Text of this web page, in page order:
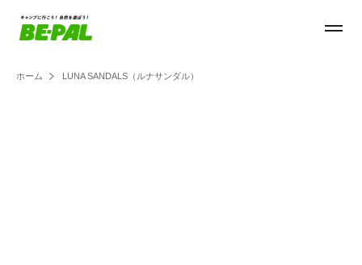
ホーム LUNA SANDALS（ルナサンダル）